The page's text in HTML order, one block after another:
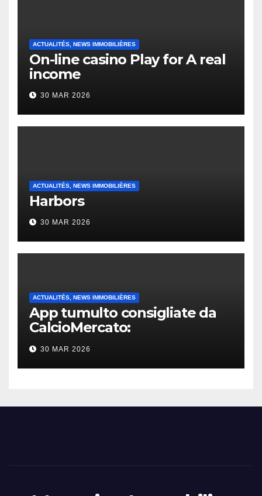
ACTUALITÉS, NEWS IMMOBILIÈRES
On-line casino Play for A real
income
30 MAR 2026
ACTUALITÉS, NEWS IMMOBILIÈRES
Harbors
30 MAR 2026
ACTUALITÉS, NEWS IMMOBILIÈRES
App tumulto consigliate da
CalcioMercato:
considerazione di gennaio
2026
30 MAR 2026